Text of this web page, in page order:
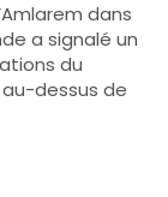
dans
a signalé un
du
dessus de